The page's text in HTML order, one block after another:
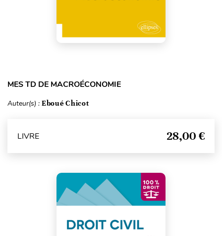
MES TD DE MACROÉCONOMIE
Auteur(s) : Eboué Chicot
LIVRE 28,00 €